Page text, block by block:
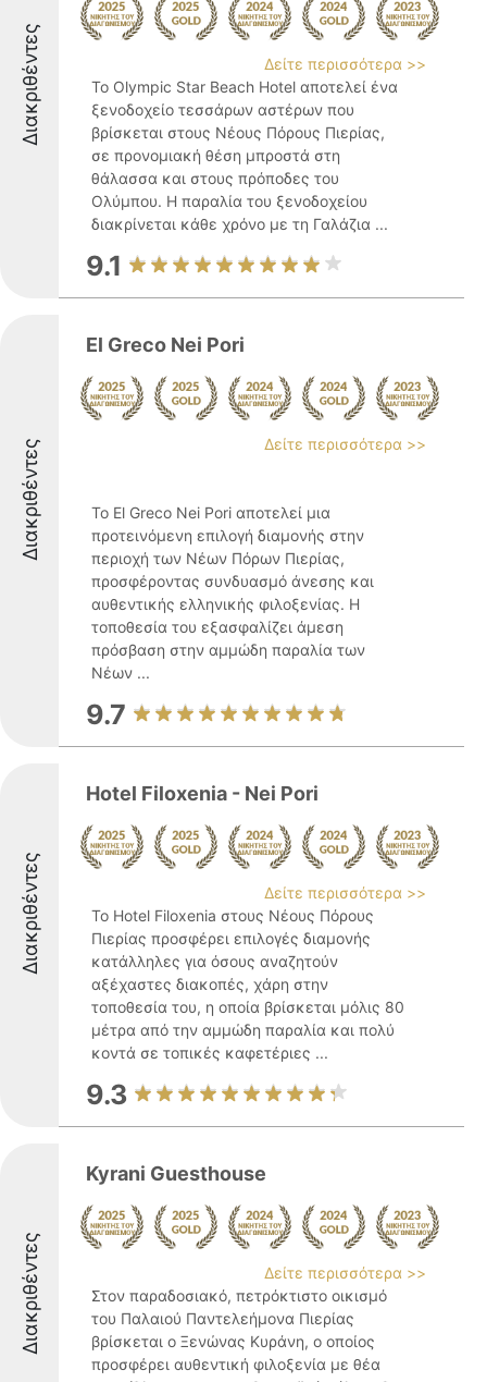
Διακριθέντες
Δείτε περισσότερα >>
Το Olympic Star Beach Hotel αποτελεί ένα
ξενοδοχείο τεσσάρων αστέρων που
βρίσκεται στους Νέους Πόρους Πιερίας,
σε προνομιακή θέση μπροστά στη
θάλασσα και στους πρόποδες του
Ολύμπου. Η παραλία του ξενοδοχείου
διακρίνεται κάθε χρόνο με τη Γαλάζια ...
9.1
Διακριθέντες
El Greco Nei Pori
Δείτε περισσότερα >>
Το El Greco Nei Pori αποτελεί μια
προτεινόμενη επιλογή διαμονής στην
περιοχή των Νέων Πόρων Πιερίας,
προσφέροντας συνδυασμό άνεσης και
αυθεντικής ελληνικής φιλοξενίας. Η
τοποθεσία του εξασφαλίζει άμεση
πρόσβαση στην αμμώδη παραλία των
Νέων ...
9.7
Διακριθέντες
Hotel Filoxenia - Nei Pori
Δείτε περισσότερα >>
Το Hotel Filoxenia στους Νέους Πόρους
Πιερίας προσφέρει επιλογές διαμονής
κατάλληλες για όσους αναζητούν
αξέχαστες διακοπές, χάρη στην
τοποθεσία του, η οποία βρίσκεται μόλις 80
μέτρα από την αμμώδη παραλία και πολύ
κοντά σε τοπικές καφετέριες ...
9.3
Διακριθέντες
Kyrani Guesthouse
Δείτε περισσότερα >>
Στον παραδοσιακό, πετρόκτιστο οικισμό
του Παλαιού Παντελεήμονα Πιερίας
βρίσκεται ο Ξενώνας Κυράνη, ο οποίος
προσφέρει αυθεντική φιλοξενία με θέα